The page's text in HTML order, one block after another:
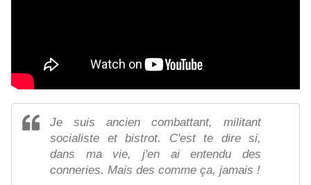
Je suis ancien combattant, militant
socialiste et bistrot. C'est te dire si,
dans ma vie, j'en ai entendu des
conneries. Mais des comme ça, jamais !